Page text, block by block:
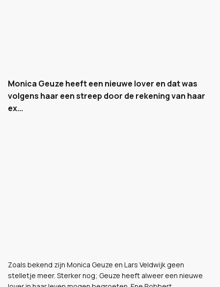
Monica Geuze heeft een nieuwe lover en dat was
volgens haar een streep door de rekening van haar
ex...
Zoals bekend zijn Monica Geuze en Lars Veldwijk geen
stelletje meer. Sterker nog; Geuze heeft alweer een nieuwe